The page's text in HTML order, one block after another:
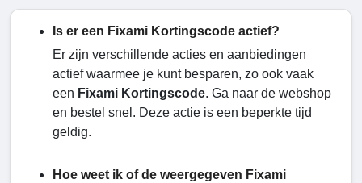
Is er een Fixami Kortingscode actief?
Er zijn verschillende acties en aanbiedingen
actief waarmee je kunt besparen, zo ook vaak
een Fixami Kortingscode. Ga naar de webshop
en bestel snel. Deze actie is een beperkte tijd
geldig.
Hoe weet ik of de weergegeven Fixami